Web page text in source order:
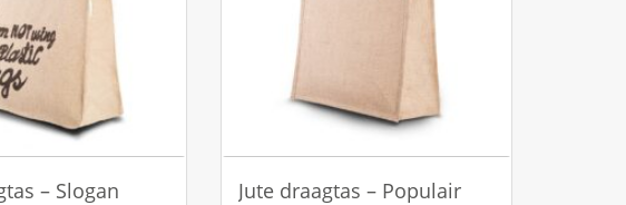
– Slogan Jute draagtas – Populair